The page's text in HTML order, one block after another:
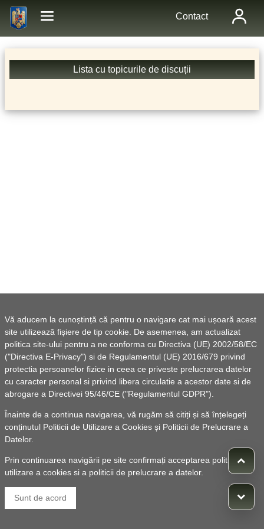
Vă aducem la cunoștință că pentru o navigare cat mai ușoară acest
site utilizează fișiere de tip cookie. De asemenea, am actualizat
politica site-ului pentru a ne conforma cu Directiva (UE) 2002/58/EC
("Directiva E-Privacy") si de Regulamentul (UE) 2016/679 privind
protectia persoanelor fizice in ceea ce priveste prelucrarea datelor
cu caracter personal si privind libera circulatie a acestor date si de
abrogare a Directivei 95/46/CE ("Regulamentul GDPR").
Înainte de a continua navigarea, vă rugăm să citiți și să înțelegeți
conținutul Politicii de Utilizare a Cookies și Politicii de Prelucrare a
Datelor.
Prin continuarea navigării pe site confirmați acceptarea politicii de
utilizare a cookies si a politicii de prelucrare a datelor.
Sunt de acord
Contact
Lista cu topicurile de discuții